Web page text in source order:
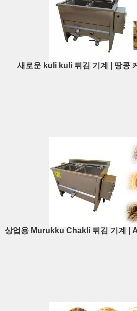
새로운 kuli kuli 튀김 기계 | 땅콩
상업용 Murukku Chakli 튀김 기계 |